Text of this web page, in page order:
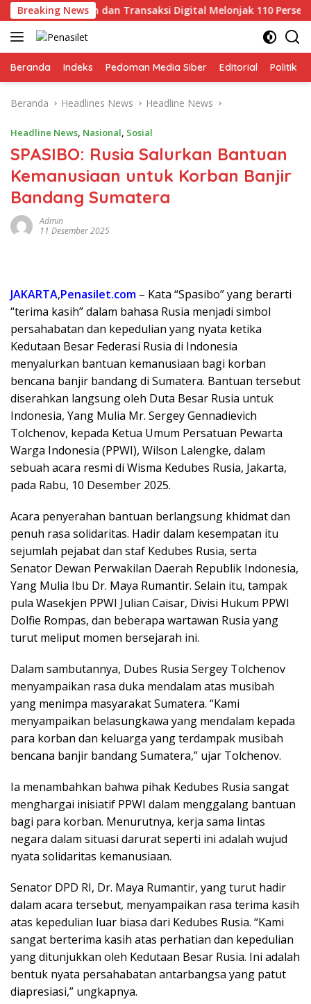
Langsung
ke
konten
Breaking News
Triliun dan Transaksi Digital Melonjak 110 Persen
Beranda Indeks Pedoman Media Siber Editorial Politik
Beranda Headlines News Headline News
Headline News, Nasional, Sosial
SPASIBO: Rusia Salurkan Bantuan
Kemanusiaan untuk Korban Banjir
Bandang Sumatera
Admin
11 Desember 2025
JAKARTA,Penasilet.com – Kata “Spasibo” yang berarti
“terima kasih” dalam bahasa Rusia menjadi simbol
persahabatan dan kepedulian yang nyata ketika
Kedutaan Besar Federasi Rusia di Indonesia
menyalurkan bantuan kemanusiaan bagi korban
bencana banjir bandang di Sumatera. Bantuan tersebut
diserahkan langsung oleh Duta Besar Rusia untuk
Indonesia, Yang Mulia Mr. Sergey Gennadievich
Tolchenov, kepada Ketua Umum Persatuan Pewarta
Warga Indonesia (PPWI), Wilson Lalengke, dalam
sebuah acara resmi di Wisma Kedubes Rusia, Jakarta,
pada Rabu, 10 Desember 2025.
Acara penyerahan bantuan berlangsung khidmat dan
penuh rasa solidaritas. Hadir dalam kesempatan itu
sejumlah pejabat dan staf Kedubes Rusia, serta
Senator Dewan Perwakilan Daerah Republik Indonesia,
Yang Mulia Ibu Dr. Maya Rumantir. Selain itu, tampak
pula Wasekjen PPWI Julian Caisar, Divisi Hukum PPWI
Dolfie Rompas, dan beberapa wartawan Rusia yang
turut meliput momen bersejarah ini.
Dalam sambutannya, Dubes Rusia Sergey Tolchenov
menyampaikan rasa duka mendalam atas musibah
yang menimpa masyarakat Sumatera. “Kami
menyampaikan belasungkawa yang mendalam kepada
para korban dan keluarga yang terdampak musibah
bencana banjir bandang Sumatera,” ujar Tolchenov.
Ia menambahkan bahwa pihak Kedubes Rusia sangat
menghargai inisiatif PPWI dalam menggalang bantuan
bagi para korban. Menurutnya, kerja sama lintas
negara dalam situasi darurat seperti ini adalah wujud
nyata solidaritas kemanusiaan.
Senator DPD RI, Dr. Maya Rumantir, yang turut hadir
dalam acara tersebut, menyampaikan rasa terima kasih
atas kepedulian luar biasa dari Kedubes Rusia. “Kami
sangat berterima kasih atas perhatian dan kepedulian
yang ditunjukkan oleh Kedutaan Besar Rusia. Ini adalah
bentuk nyata persahabatan antarbangsa yang patut
diapresiasi,” ungkapnya.